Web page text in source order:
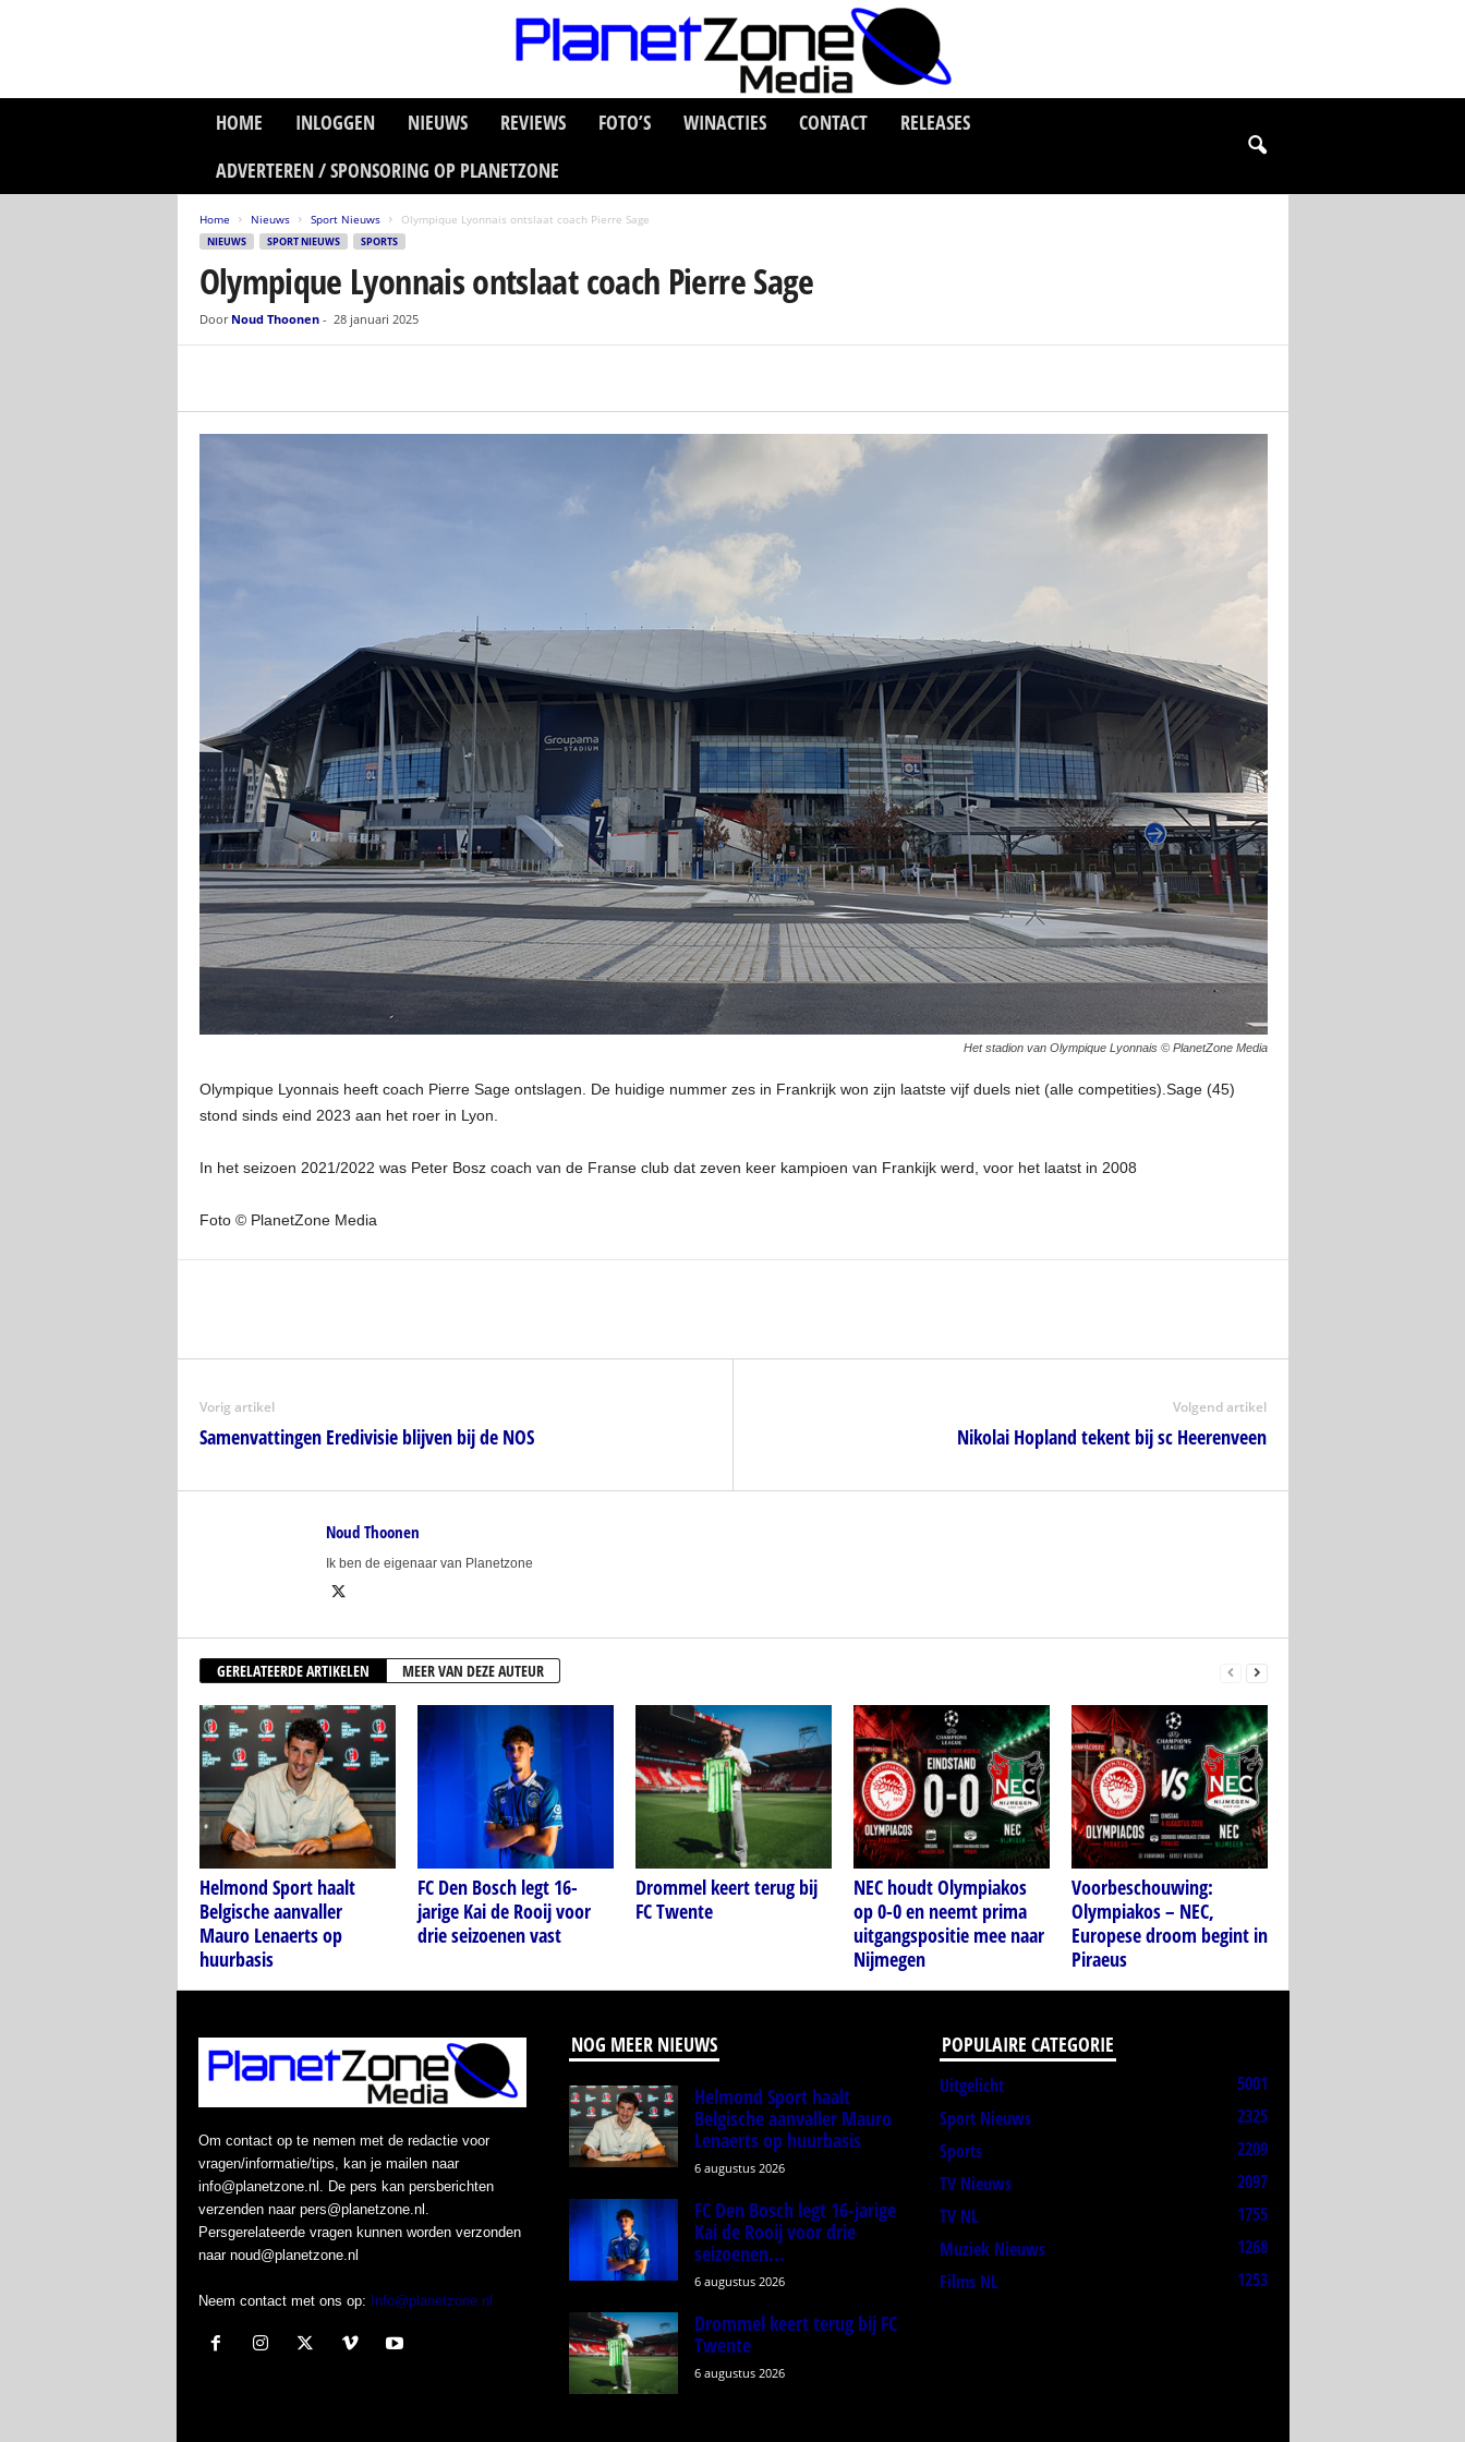
HOME INLOGGEN NIEUWS REVIEWS FOTO’S WINACTIES CONTACT
RELEASES
ADVERTEREN / SPONSORING OP PLANETZONE
Home Nieuws Sport Nieuws Olympique Lyonnais ontslaat coach Pierre Sage
NIEUWS SPORT NIEUWS SPORTS
Olympique Lyonnais ontslaat coach Pierre Sage
Door Noud Thoonen- 28 januari 2025
Het stadion van Olympique Lyonnais © PlanetZone Media
Olympique Lyonnais heeft coach Pierre Sage ontslagen. De huidige nummer zes in Frankrijk won zijn laatste vijf duels niet (alle competities).Sage (45)
stond sinds eind 2023 aan het roer in Lyon.
In het seizoen 2021/2022 was Peter Bosz coach van de Franse club dat zeven keer kampioen van Frankijk werd, voor het laatst in 2008
Foto © PlanetZone Media
Vorig artikel
Samenvattingen Eredivisie blijven bij de NOS
Volgend artikel
Nikolai Hopland tekent bij sc Heerenveen
Noud Thoonen
Ik ben de eigenaar van Planetzone
GERELATEERDE ARTIKELEN MEER VAN DEZE AUTEUR
Helmond Sport haalt
Belgische aanvaller
Mauro Lenaerts op
huurbasis
FC Den Bosch legt 16-
jarige Kai de Rooij voor
drie seizoenen vast
Drommel keert terug bij
FC Twente
NEC houdt Olympiakos
op 0-0 en neemt prima
uitgangspositie mee naar
Nijmegen
Voorbeschouwing:
Olympiakos – NEC,
Europese droom begint in
Piraeus
Om contact op te nemen met de redactie voor
vragen/informatie/tips, kan je mailen naar
info@planetzone.nl. De pers kan persberichten
verzenden naar pers@planetzone.nl.
Persgerelateerde vragen kunnen worden verzonden
naar noud@planetzone.nl
Neem contact met ons op: Info@planetzone.nl
NOG MEER NIEUWS
Helmond Sport haalt
Belgische aanvaller Mauro
Lenaerts op huurbasis
6 augustus 2026
FC Den Bosch legt 16-jarige
Kai de Rooij voor drie
seizoenen...
6 augustus 2026
Drommel keert terug bij FC
Twente
6 augustus 2026
POPULAIRE CATEGORIE
Uitgelicht
5001
Sport Nieuws
2325
Sports
2209
TV Nieuws
2097
TV NL
1755
Muziek Nieuws
1268
Films NL
1253